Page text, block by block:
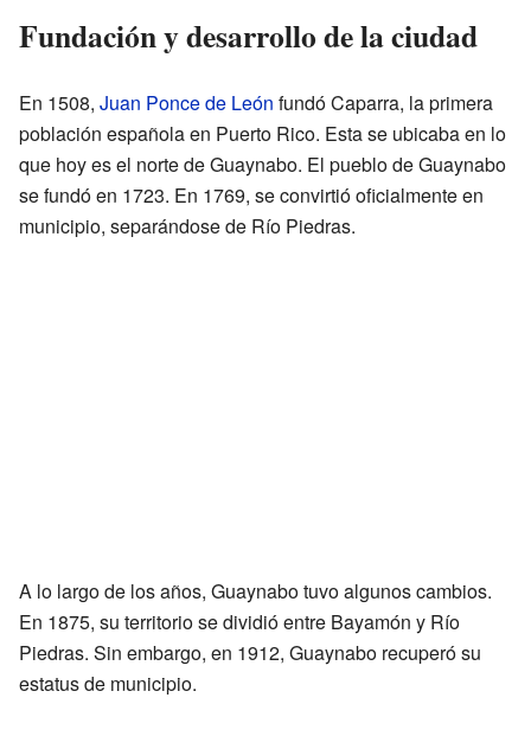
Fundación y desarrollo de la ciudad
En 1508, Juan Ponce de León fundó Caparra, la primera
población española en Puerto Rico. Esta se ubicaba en lo
que hoy es el norte de Guaynabo. El pueblo de Guaynabo
se fundó en 1723. En 1769, se convirtió oficialmente en
municipio, separándose de Río Piedras.
A lo largo de los años, Guaynabo tuvo algunos cambios.
En 1875, su territorio se dividió entre Bayamón y Río
Piedras. Sin embargo, en 1912, Guaynabo recuperó su
estatus de municipio.